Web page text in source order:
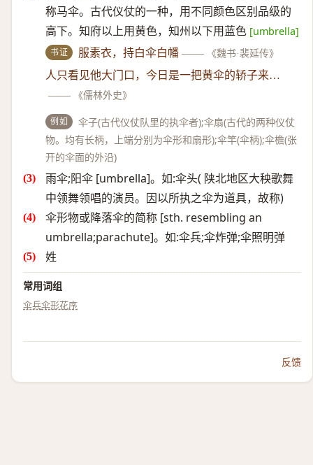
称马伞。古代仪仗的一种，用不同颜色区别品级的
高下。知府以上用黄色，知州以下用蓝色 [umbrella]
书证 服素衣，持白伞白幡 —— 《魏书·裴延传》
人只看见他大门口，今日是一把黄伞的轿子来…
——
《儒林外史》
例如
伞子(古代仪仗队里的执伞者);伞扇(古代的两种仪仗
物。均有长柄，上端分别为伞形和扇形);伞竿(伞柄);伞檐(张
开的伞面的外沿)
雨伞;阳伞 [umbrella]。如:伞头( 陕北地区大秧歌舞
中领舞领唱的演员。因以所执之伞为道具，故称)
伞形物或降落伞的简称 [sth. resembling an
umbrella;parachute]。如:伞兵;伞炸弹;伞照明弹
姓
常用词组
伞兵伞形花序
反馈